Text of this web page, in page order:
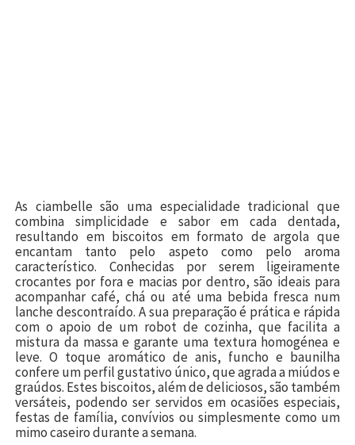
As ciambelle são uma especialidade tradicional que
combina simplicidade e sabor em cada dentada,
resultando em biscoitos em formato de argola que
encantam tanto pelo aspeto como pelo aroma
característico. Conhecidas por serem ligeiramente
crocantes por fora e macias por dentro, são ideais para
acompanhar café, chá ou até uma bebida fresca num
lanche descontraído. A sua preparação é prática e rápida
com o apoio de um robot de cozinha, que facilita a
mistura da massa e garante uma textura homogénea e
leve. O toque aromático de anis, funcho e baunilha
confere um perfil gustativo único, que agrada a miúdos e
graúdos. Estes biscoitos, além de deliciosos, são também
versáteis, podendo ser servidos em ocasiões especiais,
festas de família, convívios ou simplesmente como um
mimo caseiro durante a semana.